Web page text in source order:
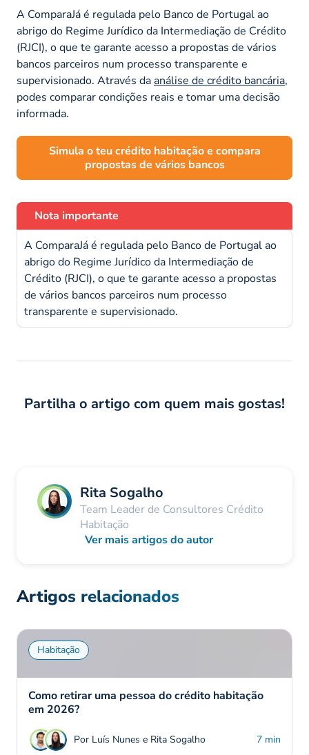
A ComparaJá é regulada pelo Banco de Portugal ao
abrigo do Regime Jurídico da Intermediação de Crédito
(RJCI), o que te garante acesso a propostas de vários
bancos parceiros num processo transparente e
supervisionado. Através da análise de crédito bancária,
podes comparar condições reais e tomar uma decisão
informada.
Simula o teu crédito habitação e compara
propostas de vários bancos
Nota importante
A ComparaJá é regulada pelo Banco de Portugal ao
abrigo do Regime Jurídico da Intermediação de
Crédito (RJCI), o que te garante acesso a propostas
de vários bancos parceiros num processo
transparente e supervisionado.
Partilha o artigo com quem mais gostas!
Rita Sogalho
Team Leader de Consultores Crédito
Habitação
Ver mais artigos do autor
Artigos relacionados
Habitação
Como retirar uma pessoa do crédito habitação
em 2026?
Por Luís Nunes e Rita Sogalho 7 min